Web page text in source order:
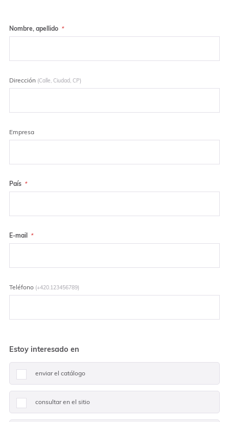
Nombre, apellido
Dirección (Calle, Ciudad, CP)
Empresa
País
E-mail
Teléfono (+420.123456789)
Estoy interesado en
enviar el catálogo
consultar en el sitio